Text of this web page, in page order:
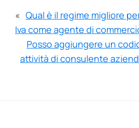
« Qual è il regime migliore
Iva come agente di
Posso aggiungere un
attività di consulente